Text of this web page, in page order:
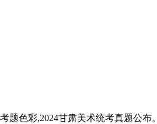
题色彩,2024甘肃美术统考真题公布。